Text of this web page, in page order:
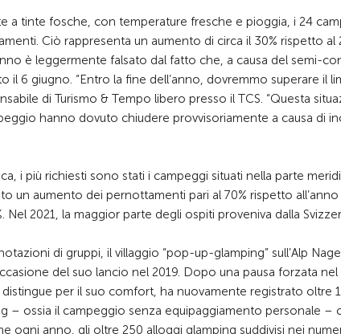
a tinte fosche, con temperature fresche e pioggia, i 24
Ciò rappresenta un aumento di circa il 30% rispetto al
è leggermente falsato dal fatto che, a causa del semi-
il 6 giugno. “Entro la fine dell’anno, dovremmo superare il
di Turismo & Tempo libero presso il TCS. “Questa
hanno dovuto chiudere provvisoriamente a causa di
i più richiesti sono stati i campeggi situati nella parte
un aumento dei pernottamenti pari al 70% rispetto
Nel 2021, la maggior parte degli ospiti proveniva dalla
di gruppi, il villaggio “pop-up-glamping” sull’Alp
del suo lancio nel 2019. Dopo una pausa forzata
distingue per il suo comfort, ha nuovamente registrato
– ossia il campeggio senza equipaggiamento personale –
ogni anno, gli oltre 250 alloggi glamping suddivisi nei